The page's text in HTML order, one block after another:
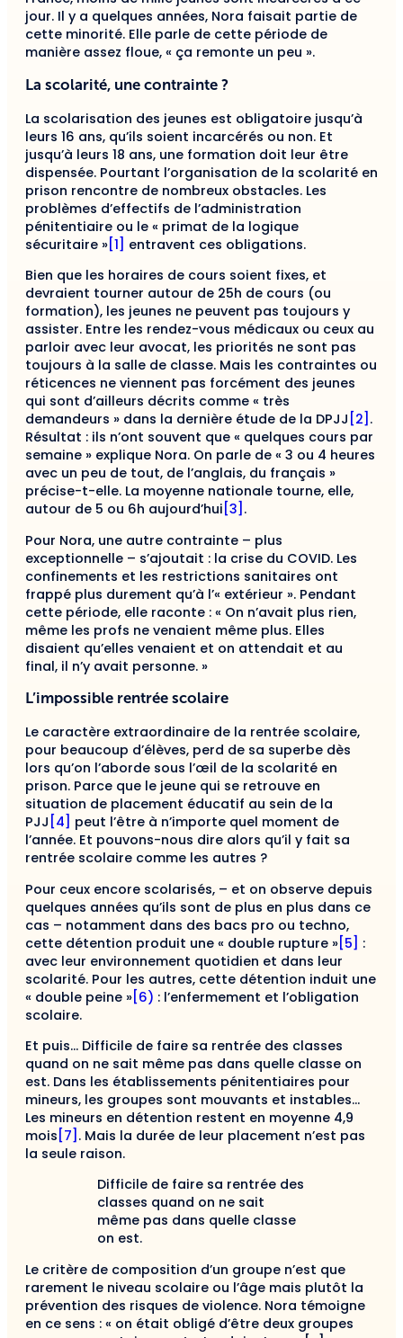
jour. Il y a quelques années, Nora faisait partie de
cette minorité. Elle parle de cette période de
manière assez floue, « ça remonte un peu ».
La scolarité, une contrainte ?
La scolarisation des jeunes est obligatoire jusqu’à
leurs 16 ans, qu’ils soient incarcérés ou non. Et
jusqu’à leurs 18 ans, une formation doit leur être
dispensée. Pourtant l’organisation de la scolarité en
prison rencontre de nombreux obstacles. Les
problèmes d’effectifs de l’administration
pénitentiaire ou le « primat de la logique
sécuritaire »[1] entravent ces obligations.
Bien que les horaires de cours soient fixes, et
devraient tourner autour de 25h de cours (ou
formation), les jeunes ne peuvent pas toujours y
assister. Entre les rendez-vous médicaux ou ceux au
parloir avec leur avocat, les priorités ne sont pas
toujours à la salle de classe. Mais les contraintes ou
réticences ne viennent pas forcément des jeunes
qui sont d’ailleurs décrits comme « très
demandeurs » dans la dernière étude de la DPJJ [2] .
Résultat : ils n’ont souvent que « quelques cours par
semaine » explique Nora. On parle de « 3 ou 4 heures
avec un peu de tout, de l’anglais, du français »
précise-t-elle. La moyenne nationale tourne, elle,
autour de 5 ou 6h aujourd’hui [3] .
Pour Nora, une autre contrainte – plus
exceptionnelle – s’ajoutait : la crise du COVID. Les
confinements et les restrictions sanitaires ont
frappé plus durement qu’à l’« extérieur ». Pendant
cette période, elle raconte : « On n’avait plus rien,
même les profs ne venaient même plus. Elles
disaient qu’elles venaient et on attendait et au
final, il n’y avait personne. »
L’impossible rentrée scolaire
Le caractère extraordinaire de la rentrée scolaire,
pour beaucoup d’élèves, perd de sa superbe dès
lors qu’on l’aborde sous l’œil de la scolarité en
prison. Parce que le jeune qui se retrouve en
situation de placement éducatif au sein de la
PJJ [4] peut l’être à n’importe quel moment de
l’année. Et pouvons-nous dire alors qu’il y fait sa
rentrée scolaire comme les autres ?
Pour ceux encore scolarisés, – et on observe depuis
quelques années qu’ils sont de plus en plus dans ce
cas – notamment dans des bacs pro ou techno,
cette détention produit une « double rupture »[5] :
avec leur environnement quotidien et dans leur
scolarité. Pour les autres, cette détention induit une
« double peine »[6) : l’enfermement et l’obligation
scolaire.
Et puis… Difficile de faire sa rentrée des classes
quand on ne sait même pas dans quelle classe on
est. Dans les établissements pénitentiaires pour
mineurs, les groupes sont mouvants et instables…
Les mineurs en détention restent en moyenne 4,9
mois [7] . Mais la durée de leur placement n’est pas
la seule raison.
Difficile de faire sa rentrée des
classes quand on ne sait
même pas dans quelle classe
on est.
Le critère de composition d’un groupe n’est que
rarement le niveau scolaire ou l’âge mais plutôt la
prévention des risques de violence. Nora témoigne
en ce sens : « on était obligé d’être deux groupes